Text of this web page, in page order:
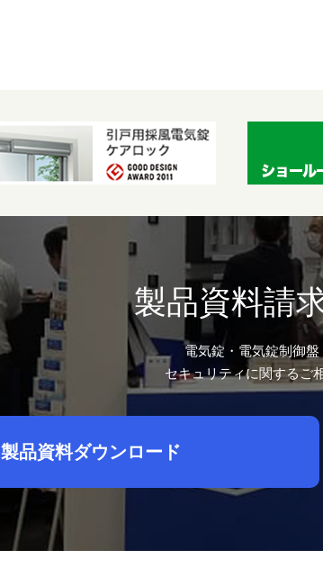
製品資料請
電気錠・電気錠制御盤
セキュリティに関するご
製品資料ダウンロード